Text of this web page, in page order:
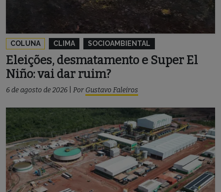
COLUNA CLIMA SOCIOAMBIENTAL
Eleições, desmatamento e Super El
Niño: vai dar ruim?
6 de agosto de 2026 Por Gustavo Faleiros